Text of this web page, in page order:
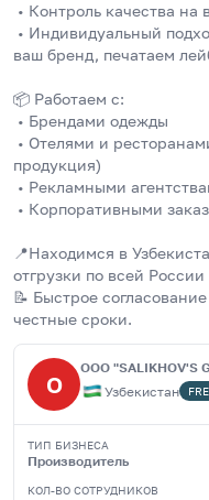
• Контроль качества на
ваш бренд, печатаем
📦 Работаем с:
• Брендами одежды
продукция)
• Рекламными
• Корпоративными
📍Находимся в
отгрузки по всей
📝 Быстрое
честные сроки.
O
OOO "SALIKHOV'S
Узбекистан
ТИП БИЗНЕСА
Производитель
КОЛ-ВО СОТРУДНИКОВ